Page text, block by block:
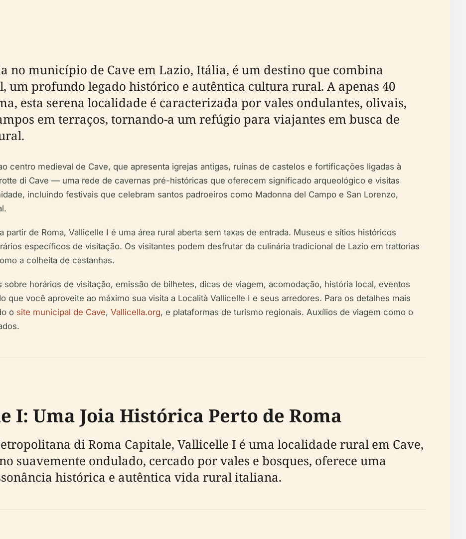
no município de Cave em Lazio, Itália, é um destino que combina
um profundo legado histórico e autêntica cultura rural. A apenas 40
esta serena localidade é caracterizada por vales ondulantes, olivais,
em terraços, tornando-a um refúgio para viajantes em busca de
centro medieval de Cave, que apresenta igrejas antigas, ruínas de castelos e fortificações ligadas à
di Cave — uma rede de cavernas pré-históricas que oferecem significado arqueológico e visitas
incluindo festivais que celebram santos padroeiros como Madonna del Campo e San Lorenzo,
de Roma, Vallicelle I é uma área rural aberta sem taxas de entrada. Museus e sítios históricos
específicos de visitação. Os visitantes podem desfrutar da culinária tradicional de Lazio em trattorias
a colheita de castanhas.
horários de visitação, emissão de bilhetes, dicas de viagem, acomodação, história local, eventos
que você aproveite ao máximo sua visita a Località Vallicelle I e seus arredores. Para os detalhes mais
o site municipal de Cave, Vallicella.org, e plataformas de turismo regionais. Auxílios de viagem como o
I: Uma Joia Histórica Perto de Roma
di Roma Capitale, Vallicelle I é uma localidade rural em Cave,
suavemente ondulado, cercado por vales e bosques, oferece uma
histórica e autêntica vida rural italiana.